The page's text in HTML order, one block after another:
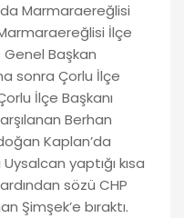
Marmaraereğlisi
İlçe
Genel Başkan
sonra Çorlu İlçe
İlçe Başkanı
Berhan
Kaplan’da
yaptığı kısa
sözü CHP
Şimşek’e bıraktı.